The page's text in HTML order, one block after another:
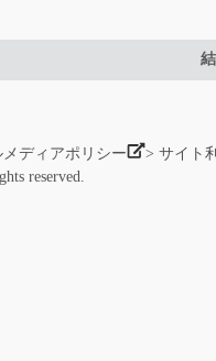
ディアポリシー
> サイト
reserved.